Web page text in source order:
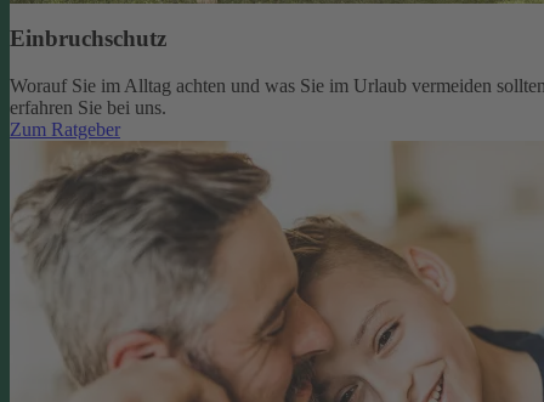
Einbruchschutz
Worauf Sie im Alltag achten und was Sie im Urlaub vermeiden
erfahren Sie bei uns.
Zum Ratgeber